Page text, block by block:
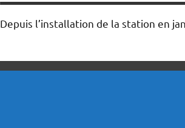
Depuis l’installation de la station en